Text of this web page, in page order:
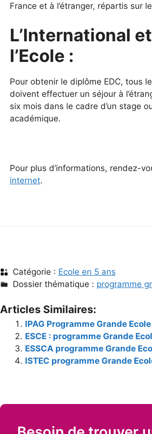
France et à l’étranger, répartis sur
L’International et
l’Ecole :
Pour obtenir le diplôme EDC, tous
doivent effectuer un séjour à
six mois dans le cadre d’un stage
académique.
Pour plus d’informations, rendez-
internet.
Catégorie : Ecole en 5 ans
Dossier thématique : programme
Articles Similaires:
IPAG Programme Grande Ecole
ESCE : programme Grande
ESSCA programme Grande
ISTEC programme Grande